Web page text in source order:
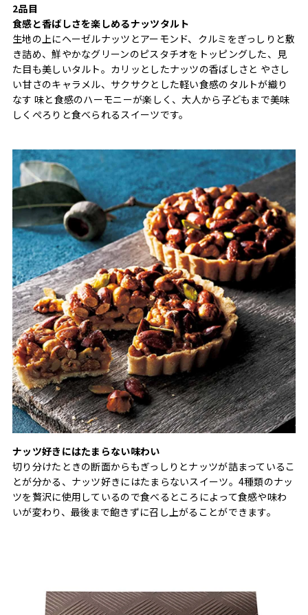
2品目
食感と香ばしさを楽しめるナッツタルト
生地の上にヘーゼルナッツとアーモンド、クルミをぎっしりと敷
き詰め、鮮やかなグリーンのピスタチオをトッピングした、見
た目も美しいタルト。カリッとしたナッツの香ばしさと やさし
い甘さのキャラメル、サクサクとした軽い食感のタルトが織り
なす 味と食感のハーモニーが楽しく、大人から子どもまで美味
しくぺろりと食べられるスイーツです。
ナッツ好きにはたまらない味わい
切り分けたときの断面からもぎっしりとナッツが詰まっているこ
とが分かる、ナッツ好きにはたまらないスイーツ。4種類のナッ
ツを贅沢に使用しているので食べるところによって食感や味わ
いが変わり、最後まで飽きずに召し上がることができます。